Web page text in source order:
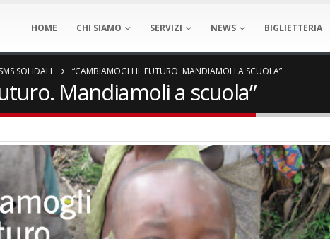
HOME CHI SIAMO SERVIZI NEWS BIGLIETTERIA
SMS SOLIDALI “CAMBIAMOGLI IL FUTURO. MANDIAMOLI A SCUOLA”
Mandiamoli a scuola”